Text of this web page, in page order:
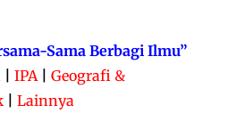
Sama Berbagi Ilmu”
IPA
Geografi &
Lainnya